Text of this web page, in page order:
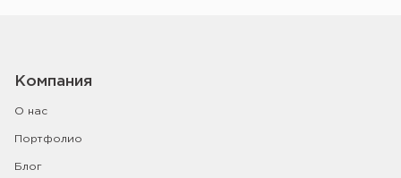
Компания
О нас
Портфолио
Блог